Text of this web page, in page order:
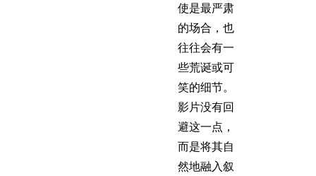
使是最严肃
的场合，也
往往会有一
些荒诞或可
笑的细节。
影片没有回
避这一点，
而是将其自
然地融入叙